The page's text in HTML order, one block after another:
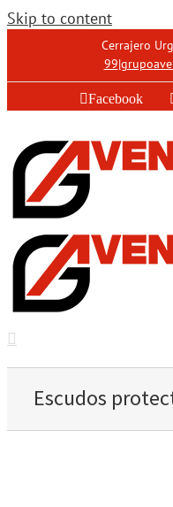
Skip to content
Cerrajero
99|
Facebook
Escudos